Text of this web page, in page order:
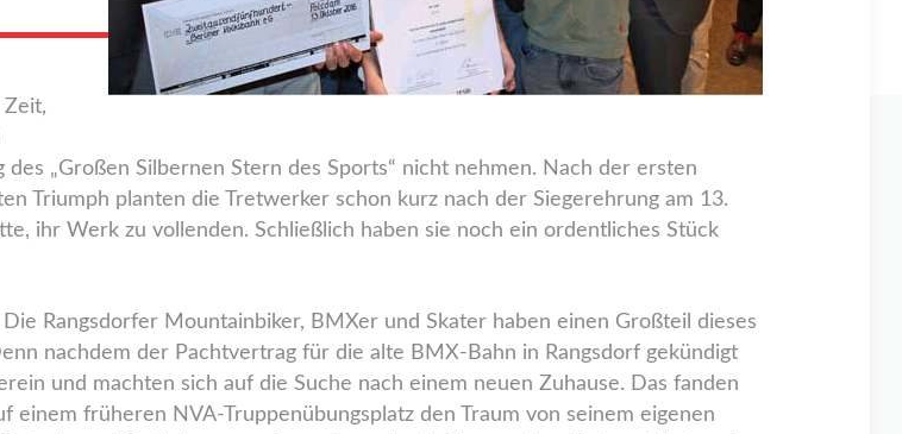
Zeit,
„Großen Silbernen Stern des Sports“ nicht nehmen. Nach der ersten
Triumph planten die Tretwerker schon kurz nach der Siegerehrung am 13.
ihr Werk zu vollenden. Schließlich haben sie noch ein ordentliches Stück
Rangsdorfer Mountainbiker, BMXer und Skater haben einen Großteil dieses
nachdem der Pachtvertrag für die alte BMX-Bahn in Rangsdorf gekündigt
und machten sich auf die Suche nach einem neuen Zuhause. Das fanden
früheren NVA-Truppenübungsplatz den Traum von seinem eigenen